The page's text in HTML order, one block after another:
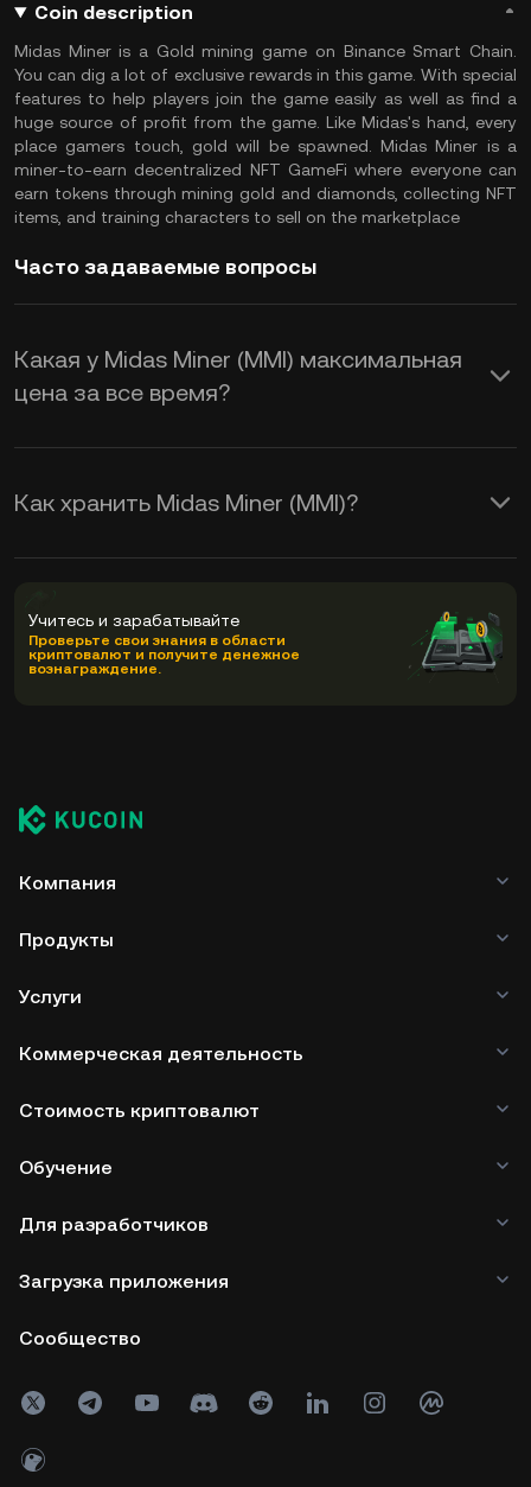
Coin description
Midas Miner is a Gold mining game on Binance Smart Chain.
You can dig a lot of exclusive rewards in this game. With special
features to help players join the game easily as well as find a
huge source of profit from the game. Like Midas's hand, every
place gamers touch, gold will be spawned. Midas Miner is a
miner-to-earn decentralized NFT GameFi where everyone can
earn tokens through mining gold and diamonds, collecting NFT
items, and training characters to sell on the marketplace
Часто задаваемые вопросы
Какая у Midas Miner (MMI) максимальная
цена за все время?
Как хранить Midas Miner (MMI)?
Учитесь и зарабатывайте
Проверьте свои знания в области
криптовалют и получите денежное
вознаграждение.
Компания
Продукты
Услуги
Коммерческая деятельность
Стоимость криптовалют
Обучение
Для разработчиков
Загрузка приложения
Сообщество